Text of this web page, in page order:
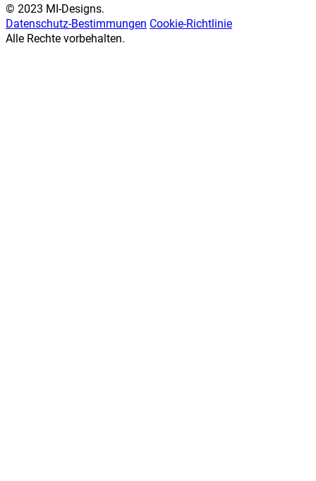
© 2023 MI-Designs.
Datenschutz-Bestimmungen Cookie-Richtlinie
Alle Rechte vorbehalten.